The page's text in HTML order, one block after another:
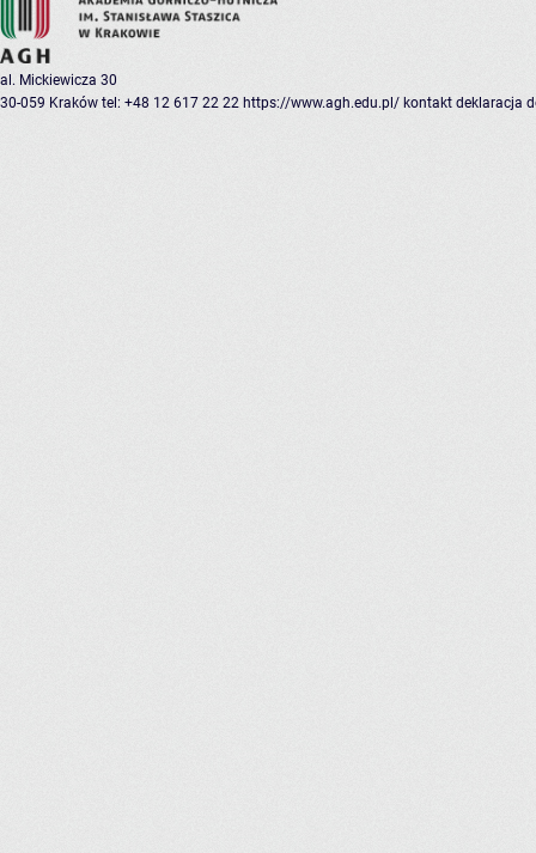
al. Mickiewicza 30
30-059 Kraków tel: +48 12 617 22 22 https://www.agh.edu.pl/ kontakt deklaracja